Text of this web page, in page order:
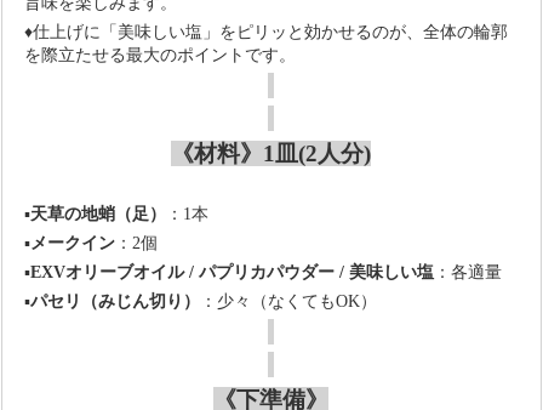
♦仕上げに「美味しい塩」をピリッと効かせるのが、全体の輪郭
を際立たせる最大のポイントです。
《材料》1皿(2人分)
▪️天草の地蛸（足） ： 1本
▪️メークイン ： 2個
▪️EXVオリーブオイル/パプリカパウダー /美味しい塩 ：各適量
▪️パセリ（みじん切り） ：少々（なくてもOK）
《下準備》